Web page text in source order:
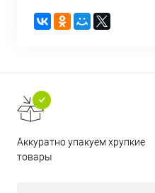
Аккуратно упакуем хрупкие
товары